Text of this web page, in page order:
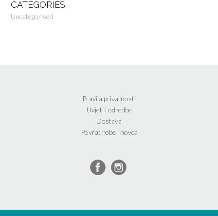
CATEGORIES
Uncategorised
Pravila privatnosti
Uvjeti i odredbe
Dostava
Povrat robe i novca